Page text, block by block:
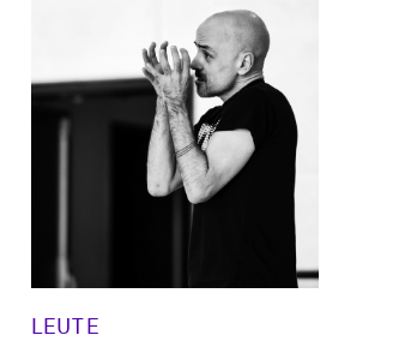
LEUTE